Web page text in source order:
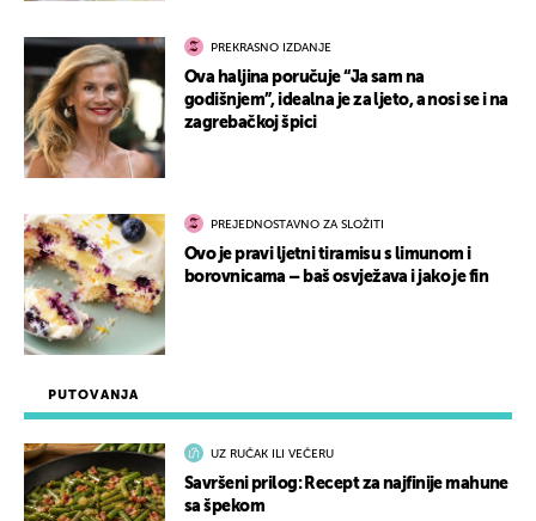
PUTOVANJA
UZ RUČAK ILI VEČERU
Savršeni prilog: Recept za najfinije mahune
sa špekom
PREKRASNO IZDANJE
Ova haljina poručuje “Ja sam na
godišnjem”, idealna je za ljeto, a nosi se i na
zagrebačkoj špici
PREJEDNOSTAVNO ZA SLOŽITI
Ovo je pravi ljetni tiramisu s limunom i
borovnicama – baš osvježava i jako je fin